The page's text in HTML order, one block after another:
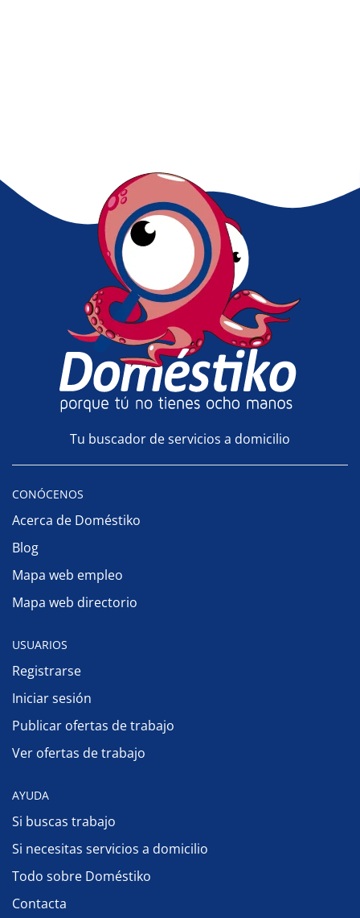
Tu buscador de servicios a domicilio
CONÓCENOS
Acerca de Doméstiko
Blog
Mapa web empleo
Mapa web directorio
USUARIOS
Registrarse
Iniciar sesión
Publicar ofertas de trabajo
Ver ofertas de trabajo
AYUDA
Si buscas trabajo
Si necesitas servicios a domicilio
Todo sobre Doméstiko
Contacta